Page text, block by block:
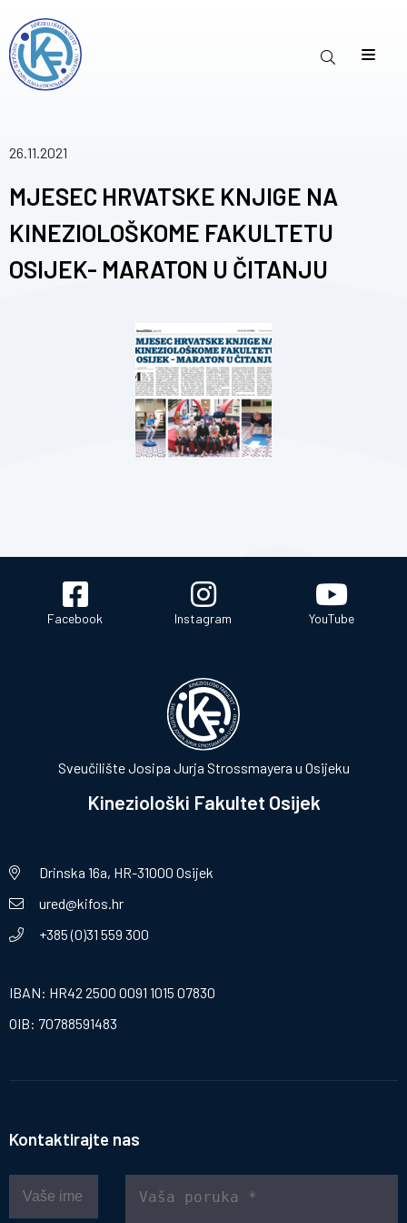
26.11.2021
MJESEC HRVATSKE KNJIGE NA
KINEZIOLOŠKOME FAKULTETU
OSIJEK- MARATON U ČITANJU
Facebook Instagram YouTube
Sveučilište Josipa Jurja Strossmayera u Osijeku
Kineziološki Fakultet Osijek
Drinska 16a, HR-31000 Osijek
ured@kifos.hr
+385 (0)31 559 300
IBAN: HR42 2500 0091 1015 07830
OIB: 70788591483
Kontaktirajte nas